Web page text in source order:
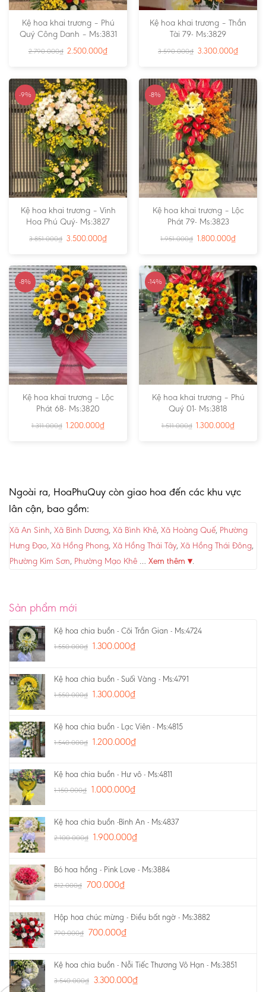
Kệ hoa khai trương – Phú
Quý Công Danh – Ms:3831
2.790.000₫ 2.500.000₫
Kệ hoa khai trương – Thần
Tài 79- Ms:3829
3.590.000₫ 3.300.000₫
-9%
Kệ hoa khai trương – Vinh
Hoa Phú Quý- Ms:3827
3.851.000₫ 3.500.000₫
-8%
Kệ hoa khai trương – Lộc
Phát 79- Ms:3823
1.951.000₫ 1.800.000₫
-8%
Kệ hoa khai trương – Lộc
Phát 68- Ms:3820
1.311.000₫ 1.200.000₫
-14%
Kệ hoa khai trương – Phú
Quý 01- Ms:3818
1.511.000₫ 1.300.000₫
Ngoài ra, HoaPhuQuy còn giao hoa đến các khu vực
lân cận, bao gồm:
Xã An Sinh, Xã Bình Dương, Xã Bình Khê, Xã Hoàng Quế, Phường
Hưng Đạo, Xã Hồng Phong, Xã Hồng Thái Tây, Xã Hồng Thái Đông,
Phường Kim Sơn, Phường Mạo Khê … Xem thêm ▾.
Sản phẩm mới
Kệ hoa chia buồn - Cõi Trần Gian - Ms:4724
1.550.000₫ 1.300.000₫
Kệ hoa chia buồn - Suối Vàng - Ms:4791
1.550.000₫ 1.300.000₫
Kệ hoa chia buồn - Lạc Viên - Ms:4815
1.540.000₫ 1.200.000₫
Kệ hoa chia buồn - Hư vô - Ms:4811
1.150.000₫ 1.000.000₫
Kệ hoa chia buồn -Bình An - Ms:4837
2.100.000₫ 1.900.000₫
Bó hoa hồng - Pink Love - Ms:3884
812.000₫ 700.000₫
Hộp hoa chúc mừng - Điều bất ngờ - Ms:3882
790.000₫ 700.000₫
Kệ hoa chia buồn - Nỗi Tiếc Thương Vô Hạn - Ms:3851
3.540.000₫ 3.300.000₫